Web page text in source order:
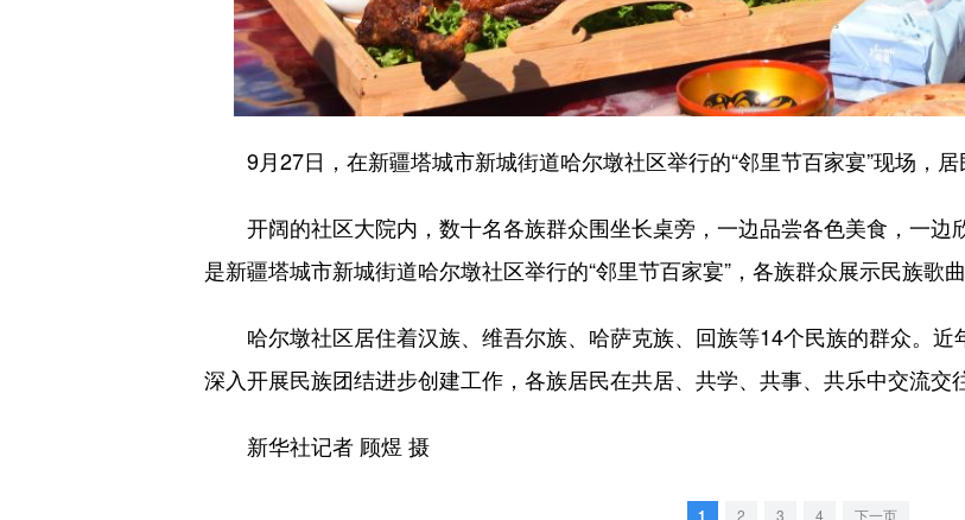
9月27日，在新疆塔城市新城街道哈尔墩社区举行的“邻里节百家宴”现场，居
开阔的社区大院内，数十名各族群众围坐长桌旁，一边品尝各色美食，一边
是新疆塔城市新城街道哈尔墩社区举行的“邻里节百家宴”，各族群众展示民族歌
哈尔墩社区居住着汉族、维吾尔族、哈萨克族、回族等14个民族的群众。近
深入开展民族团结进步创建工作，各族居民在共居、共学、共事、共乐中交流交
新华社记者 顾煜 摄
1 2 3 4 下一页